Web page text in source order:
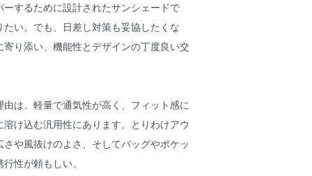
するために設計されたサンシェードで
い。でも、日差し対策も妥協したくな
寄り添い、機能性とデザインの丁度良い交
は、軽量で通気性が高く、フィット感に
け込む汎用性にあります。とりわけアウ
さや風抜けのよさ、そしてバッグやポケッ
性が頼もしい。